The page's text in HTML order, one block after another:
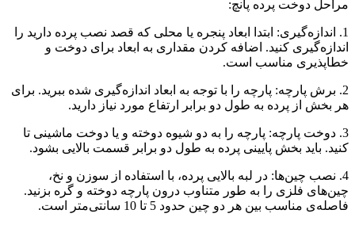
مراحل دوخت پرده پانچ:
1. اندازه‌گیری: ابتدا ابعاد پنجره یا محلی که قصد نصب پرده دارید را
اندازه‌گیری کنید. اضافه کردن مقداری به ابعاد برای دوخت و
خطاپذیری مناسب است.
2. برش پارچه: پارچه را با توجه به ابعاد اندازه‌گیری شده ببرید. برای
هر بخش از پرده به طول دو برابر ارتفاع مورد نیاز دارید.
3. دوخت پارچه: پارچه را به دو شیوه دوخته و یا دوخت ماشینی تا
کنید. باید بخش پایینی پرده به طول دو برابر قسمت بالایی بشود.
4. نصب چین‌ها: در لبه بالایی پرده، با استفاده از سوزن و نخ،
چین‌های فلزی را به طور متناوب درون پارچه دوخته و گره بزنید.
فاصله‌ی مناسب بین هر دو چین حدود 5 تا 10 سانتی‌متر است.